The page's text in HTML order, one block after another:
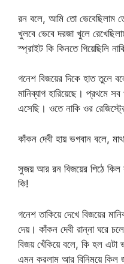
রন বলে, আমি তো ভেবেছিলাম
খুলবে ভেবে দরজা খুলে
স্প্রাইট কি কিনতে গিয়েছিলি
গনেশ বিজয়ের দিকে হাত তুলে
মানিব্যাগ হারিয়েছে। প্রথমে
এসেছি। ওতে নাকি ওর
কাঁকন দেবী হায় ভগবান বলে,
সুজয় আর রন বিজয়ের পিঠে কিল
কি!
গনেশ তাকিয়ে দেখে বিজয়ের
দেয়। কাঁকন দেবী রান্না ঘরে
বিজয় খেঁকিয়ে বলে, কি হল
এমন করলাম আর বিনিময়ে